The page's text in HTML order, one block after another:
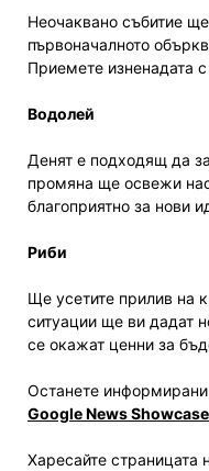
Неочаквано събитие
първоначалното
Приемете изненадата
Водолей
Денят е подходящ да
промяна ще освежи
благоприятно за нови
Риби
Ще усетите прилив на
ситуации ще ви дадат
се окажат ценни за
Останете информирани
Google News Showcase
Харесайте страницата